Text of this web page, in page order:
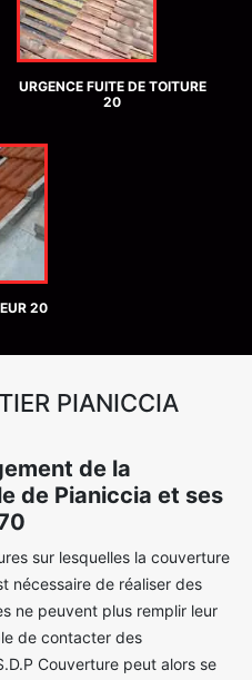
URGENCE FUITE DE TOITURE
20
20
PIANICCIA
de la
de Pianiccia et ses
sur lesquelles la couverture
nécessaire de réaliser des
ne peuvent plus remplir leur
de contacter des
Couverture peut alors se